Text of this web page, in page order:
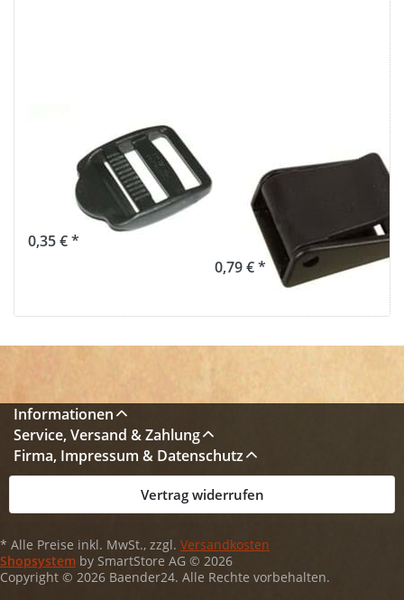
Spannschnalle -
20mm
Durchlass - 1
Stück
0,35 € *
aus Polyacetal,
für 25mm
Gurtband - 1
Stück
0,79 € *
Informationen
Service, Versand & Zahlung
Firma, Impressum & Datenschutz
Vertrag widerrufen
* Alle Preise inkl. MwSt., zzgl. Versandkosten
Shopsystem by SmartStore AG © 2026
Copyright © 2026 Baender24. Alle Rechte vorbehalten.